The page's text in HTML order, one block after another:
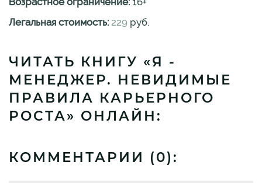
Легальная стоимость: 229 руб.
ЧИТАТЬ КНИГУ «Я -
МЕНЕДЖЕР. НЕВИДИМЫЕ
ПРАВИЛА КАРЬЕРНОГО
РОСТА» ОНЛАЙН:
КОММЕНТАРИИ (0):